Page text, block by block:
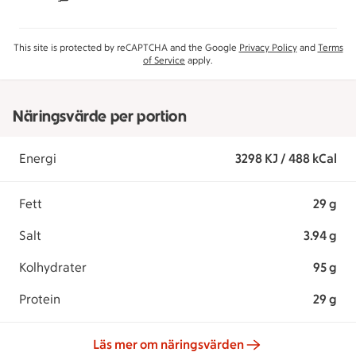
This site is protected by reCAPTCHA and the Google Privacy Policyand Terms
of Service apply.
Näringsvärde per portion
Energi 3298 KJ / 488 kCal
Fett 29 g
Salt 3.94 g
Kolhydrater 95 g
Protein 29 g
Läs mer om näringsvärden